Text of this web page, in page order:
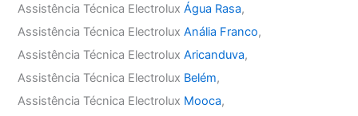
Assistência Técnica ElectroluxÁgua Rasa,
Assistência Técnica ElectroluxAnália Franco,
Assistência Técnica ElectroluxAricanduva,
Assistência Técnica Electrolux Belém,
Assistência Técnica Electrolux Mooca,